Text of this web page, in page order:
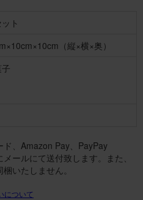
ト
（縦×横×奥）
ド、Amazon Pay、PayPay
ールにて送付致します。また、
いたしません。
について